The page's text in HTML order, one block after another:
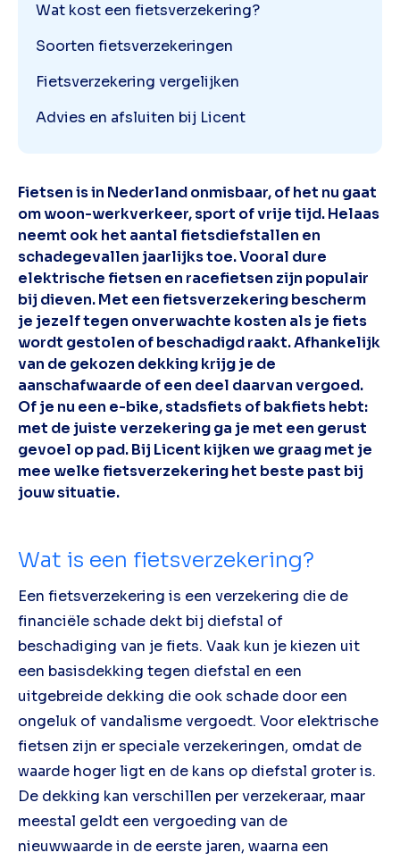
Fietsen is in Nederland onmisbaar, of het nu gaat
om woon-werkverkeer, sport of vrije tijd. Helaas
neemt ook het aantal fietsdiefstallen en
schadegevallen jaarlijks toe. Vooral dure
elektrische fietsen en racefietsen zijn populair
bij dieven. Met een fietsverzekering bescherm
je jezelf tegen onverwachte kosten als je fiets
wordt gestolen of beschadigd raakt. Afhankelijk
van de gekozen dekking krijg je de
aanschafwaarde of een deel daarvan vergoed.
Of je nu een e-bike, stadsfiets of bakfiets hebt:
met de juiste verzekering ga je met een gerust
gevoel op pad. Bij Licent kijken we graag met je
mee welke fietsverzekering het beste past bij
jouw situatie.
Wat is een fietsverzekering?
Een fietsverzekering is een verzekering die de
financiële schade dekt bij diefstal of
beschadiging van je fiets. Vaak kun je kiezen uit
een basisdekking tegen diefstal en een
uitgebreide dekking die ook schade door een
ongeluk of vandalisme vergoedt. Voor elektrische
fietsen zijn er speciale verzekeringen, omdat de
waarde hoger ligt en de kans op diefstal groter is.
De dekking kan verschillen per verzekeraar, maar
meestal geldt een vergoeding van de
nieuwwaarde in de eerste jaren, waarna een
Wat kost een fietsverzekering?
Soorten fietsverzekeringen
Fietsverzekering vergelijken
Advies en afsluiten bij Licent